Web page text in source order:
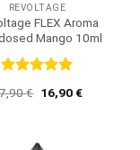
REVOLTAGE
FLEX Aroma
Mango 10ml
mit 5 von
€ Ursprünglicher
Preis
16,90€Aktueller